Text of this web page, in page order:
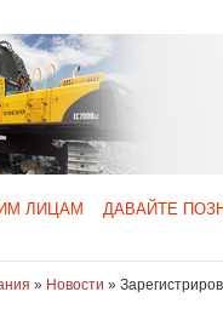
ЛИЦАМ ДАВАЙТЕ
» Новости »